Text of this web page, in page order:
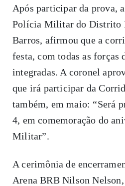
Após participar da prova,
Polícia Militar do Distrito
Barros, afirmou que a
festa, com todas as forças
integradas. A coronel
que irá participar da
também, em maio: “Será
4, em comemoração do
Militar”.
A cerimônia de
Arena BRB Nilson